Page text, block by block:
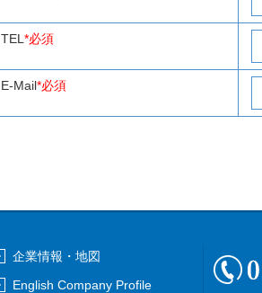
TEL *必須
E-Mail*必須
企業情報・地図
English Company Profile